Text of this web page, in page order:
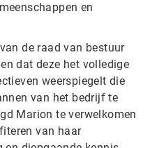
en
de raad van bestuur
dat deze het volledige
weerspiegelt die
van het bedrijf te
Marion te verwelkomen
van haar